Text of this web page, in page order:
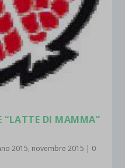
“LATTE DI MAMMA”
2015, novembre 2015 | 0